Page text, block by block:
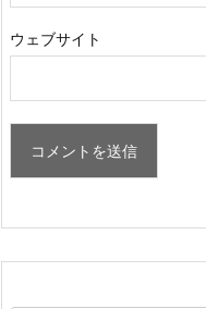
ウェブサイト